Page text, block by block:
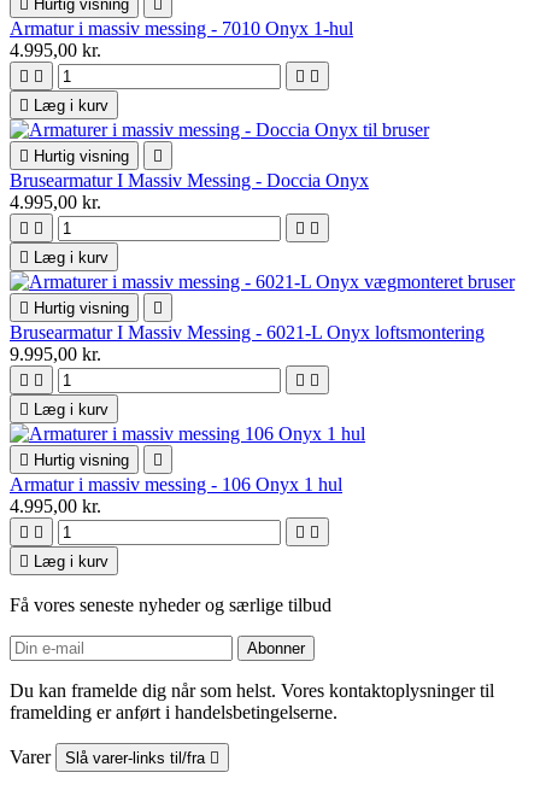
 Hurtig visning 
Armatur i massiv messing - 7010 Onyx 1-hul
4.995,00 kr.
   
 Læg i kurv
 Hurtig visning 
Brusearmatur I Massiv Messing - Doccia Onyx
4.995,00 kr.
   
 Læg i kurv
 Hurtig visning 
Brusearmatur I Massiv Messing - 6021-L Onyx loftsmontering
9.995,00 kr.
   
 Læg i kurv
 Hurtig visning 
Armatur i massiv messing - 106 Onyx 1 hul
4.995,00 kr.
   
 Læg i kurv
Få vores seneste nyheder og særlige tilbud
Du kan framelde dig når som helst. Vores kontaktoplysninger til
framelding er anført i handelsbetingelserne.
Varer Slå varer-links til/fra 